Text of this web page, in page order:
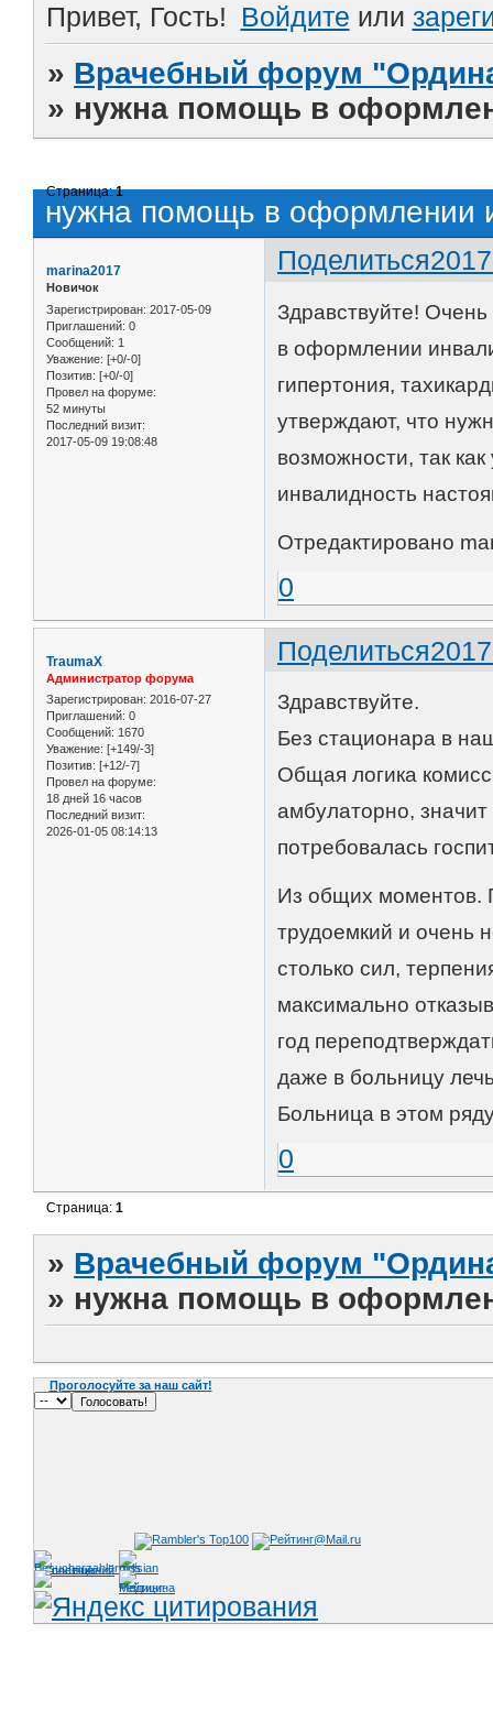
Привет, Гость! Войдите или
» Врачебный форум
» нужна помощь в
нужна помощь в оформлении
Страница:1
Поделиться
marina2017
Новичок
Зарегистрирован: 2017-05-09
Приглашений: 0
Сообщений: 1
Уважение: [+0/-0]
Позитив: [+0/-0]
Провел на форуме:
52 минуты
Последний визит:
2017-05-09 19:08:48
Здравствуйте!
в оформлении
гипертония,
утверждают, что
возможности, так
инвалидность
Отредактировано
0
Поделиться
TraumaX
Администратор форума
Зарегистрирован: 2016-07-27
Приглашений: 0
Сообщений: 1670
Уважение: [+149/-3]
Позитив: [+12/-7]
Провел на форуме:
18 дней 16 часов
Последний визит:
2026-01-05 08:14:13
Здравствуйте.
Без стационара в
Общая логика
амбулаторно,
потребовалась
Из общих моментов.
трудоемкий и очень
столько сил,
максимально
год
даже в больницу
Больница в этом
0
Страница:1
» Врачебный форум
» нужна помощь в
Проголосуйте за наш сайт!